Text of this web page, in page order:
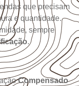
que precisam
e quantidade.
sempre
.
Compensado